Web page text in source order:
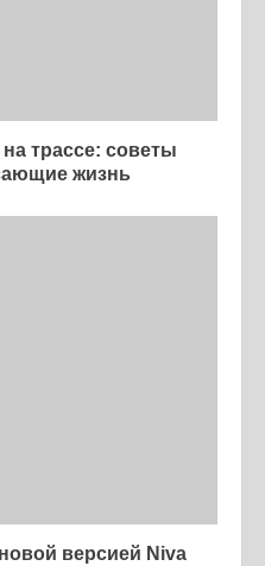
трассе: советы
жизнь
версией Niva